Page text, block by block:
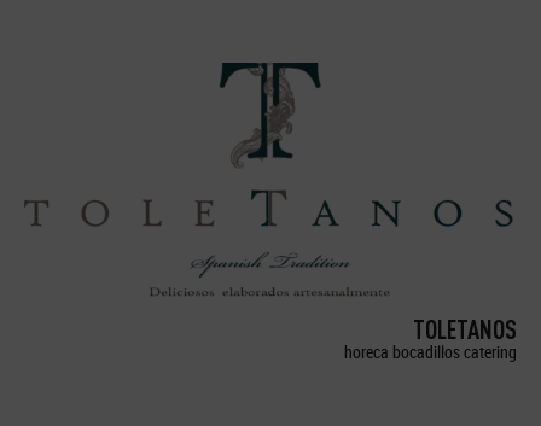
TOLETANOS
horeca bocadillos catering